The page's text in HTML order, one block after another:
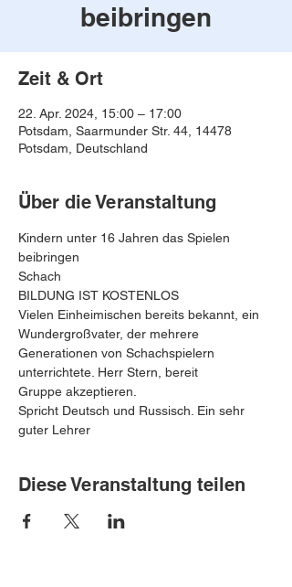
beibringen
Zeit & Ort
22. Apr. 2024, 15:00 – 17:00
Potsdam, Saarmunder Str. 44, 14478
Potsdam, Deutschland
Über die Veranstaltung
Kindern unter 16 Jahren das Spielen
beibringen
Schach
BILDUNG IST KOSTENLOS
Vielen Einheimischen bereits bekannt, ein
Wundergroßvater, der mehrere
Generationen von Schachspielern
unterrichtete. Herr Stern, bereit
Gruppe akzeptieren.
Spricht Deutsch und Russisch. Ein sehr
guter Lehrer
Diese Veranstaltung teilen